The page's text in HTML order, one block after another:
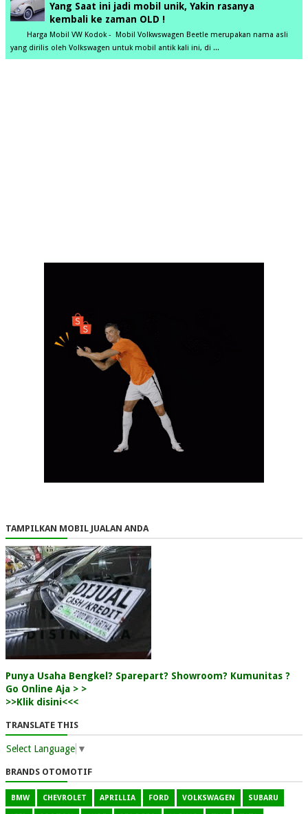
Yang Saat ini jadi mobil unik, Yakin rasanya
kembali ke zaman OLD !
Harga Mobil VW Kodok - Mobil Volkwswagen Beetle merupakan nama asli
yang dirilis oleh Volkswagen untuk mobil antik kali ini, di ...
TAMPILKAN MOBIL JUALAN ANDA
Punya Usaha Bengkel? Sparepart? Showroom? Kumunitas ?
Go Online Aja > >
>>Klik disini<<<
TRANSLATE THIS
Select Language ▼
BRANDS OTOMOTIF
BMW CHEVROLET APRILLIA FORD VOLKSWAGEN SUBARU